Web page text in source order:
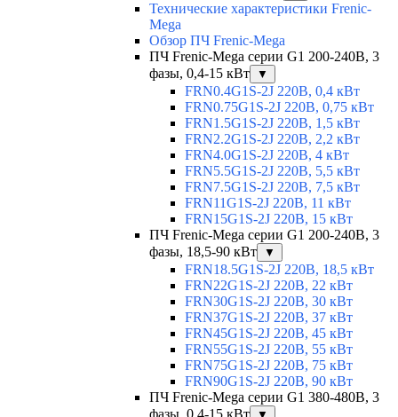
Технические характеристики Frenic-
Mega
Обзор ПЧ Frenic-Mega
ПЧ Frenic-Mega серии G1 200-240В, 3
фазы, 0,4-15 кВт
▼
FRN0.4G1S-2J 220В, 0,4 кВт
FRN0.75G1S-2J 220В, 0,75 кВт
FRN1.5G1S-2J 220В, 1,5 кВт
FRN2.2G1S-2J 220В, 2,2 кВт
FRN4.0G1S-2J 220В, 4 кВт
FRN5.5G1S-2J 220В, 5,5 кВт
FRN7.5G1S-2J 220В, 7,5 кВт
FRN11G1S-2J 220В, 11 кВт
FRN15G1S-2J 220В, 15 кВт
ПЧ Frenic-Mega серии G1 200-240В, 3
фазы, 18,5-90 кВт
▼
FRN18.5G1S-2J 220В, 18,5 кВт
FRN22G1S-2J 220В, 22 кВт
FRN30G1S-2J 220В, 30 кВт
FRN37G1S-2J 220В, 37 кВт
FRN45G1S-2J 220В, 45 кВт
FRN55G1S-2J 220В, 55 кВт
FRN75G1S-2J 220В, 75 кВт
FRN90G1S-2J 220В, 90 кВт
ПЧ Frenic-Mega серии G1 380-480В, 3